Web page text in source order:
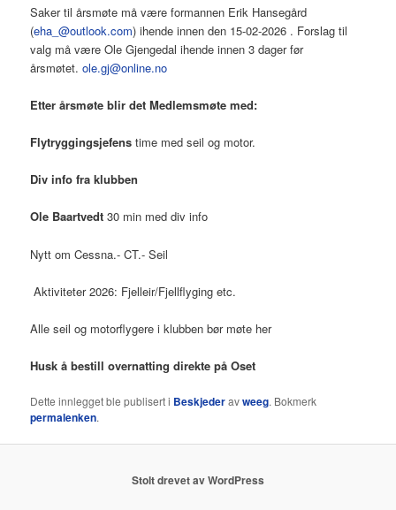
Saker til årsmøte må være formannen Erik Hansegård
(eha_@outlook.com) ihende innen den 15-02-2026 . Forslag til
valg må være Ole Gjengedal ihende innen 3 dager før
årsmøtet.ole.gj@online.no
Etter årsmøte blir det Medlemsmøte med:
Flytryggingsjefens time med seil og motor.
Div info fra klubben
Ole Baartvedt 30 min med div info
Nytt om Cessna.- CT.- Seil
Aktiviteter 2026: Fjelleir/Fjellflyging etc.
Alle seil og motorflygere i klubben bør møte her
Husk å bestill overnatting direkte på Oset
Dette innlegget ble publisert i Beskjederavweeg. Bokmerk
permalenken.
Stolt drevet av WordPress